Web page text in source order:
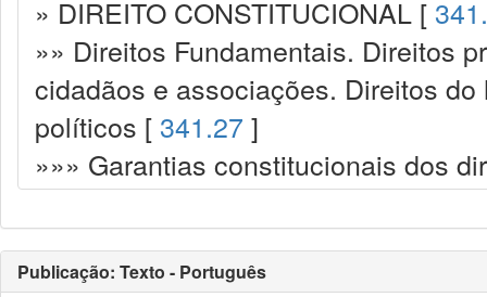
» DIREITO CONSTITUCIONAL [
»» Direitos Fundamentais. Direitos
cidadãos e associações. Direitos
políticos [ 341.27 ]
»»» Garantias constitucionais dos
Publicação: Texto - Português